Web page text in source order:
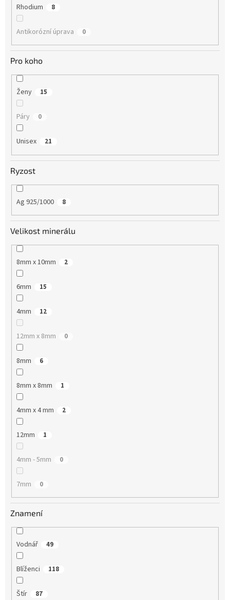
Rhodium 8
Antikorózní úprava 0
Pro koho
Ženy 15
Páry 0
Unisex 21
Ryzost
Ag 925/1000 8
Velikost minerálu
8mm x 10mm 2
6mm 15
4mm 12
12mm x 8mm 0
8mm 6
8mm x 8mm 1
4mm x 4 mm 2
12mm 1
4mm - 5mm 0
7mm 0
Znamení
Vodnář 49
Blíženci 118
Štír 87